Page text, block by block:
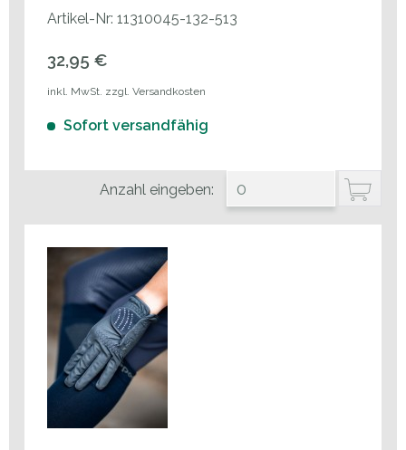
Artikel-Nr: 11310045-132-513
32,95 €
inkl. MwSt. zzgl. Versandkosten
Sofort versandfähig
Anzahl eingeben: